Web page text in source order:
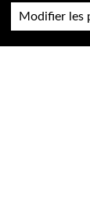
Modifier les